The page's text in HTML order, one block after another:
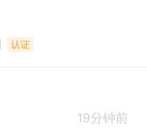
认证
19分钟前